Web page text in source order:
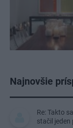
Najnovšie
Re: Takto
stačil jeden